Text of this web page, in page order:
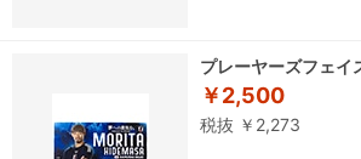
プレーヤーズフェイ
￥2,500
税抜 ￥2,273